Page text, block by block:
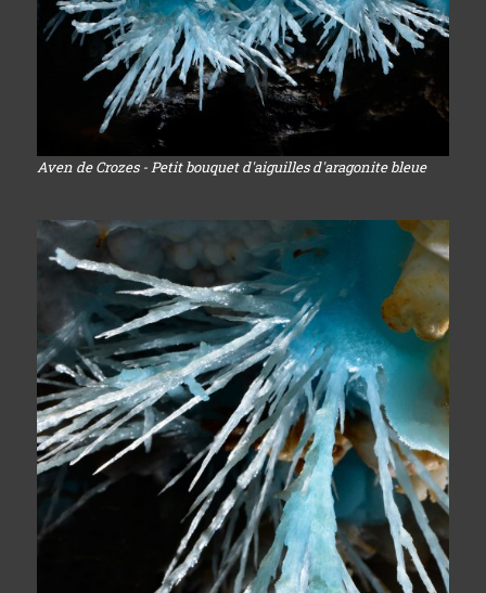
Aven de Crozes - Petit bouquet d'aiguilles d'aragonite bleue